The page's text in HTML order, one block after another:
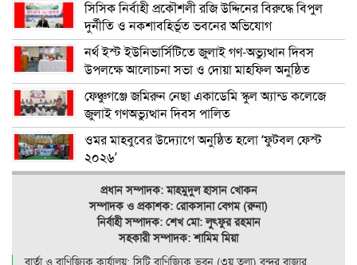
সিসিক নির্বাহী প্রকৌশলী রজি উদ্দিনের বিরুদ্ধে বিপুল
দুর্নীতি ও নকশাবহির্ভূত ভবনের অভিযোগ
নর্থ ইস্ট ইউনিভার্সিটিতে জুলাই গণ-অভ্যুত্থান দিবস
উপলক্ষে আলোচনা সভা ও দোয়া মাহফিল অনুষ্ঠিত
ফেঞ্চুগঞ্জে জমিরুন নেছা একাডেমি স্কুল অ্যান্ড কলেজে
জুলাই গণঅভ্যুত্থান দিবস পালিত
ওমর মাহবুবের উদ্যোগে অনুষ্ঠিত হলো ‘ফুটবল ফেস্ট
২০২৬’
প্রধান সম্পাদক: মাহমুদুল হাসান খোকন
সম্পাদক ও প্রকাশক: রোকসানা বেগম (রুনা)
নির্বাহী সম্পাদক: শেখ মো: লুৎফুর রহমান
সহকারী সম্পাদক: শামিম মিয়া